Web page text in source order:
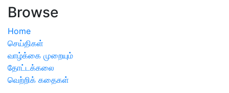
Browse
Home
செய்திகள்
வாழ்க்கை முறையும்
தோட்டக்கலை
வெற்றிக் கதைகள்